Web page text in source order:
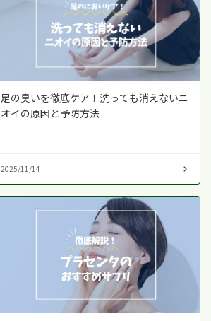
足の臭いを徹底ケア！洗っても消えないニ
オイの原因と予防方法
2025/11/14